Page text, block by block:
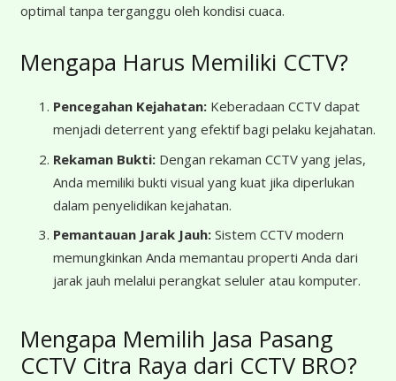
optimal tanpa terganggu oleh kondisi cuaca.
Mengapa Harus Memiliki CCTV?
Pencegahan Kejahatan: Keberadaan CCTV dapat
menjadi deterrent yang efektif bagi pelaku kejahatan.
Rekaman Bukti: Dengan rekaman CCTV yang jelas,
Anda memiliki bukti visual yang kuat jika diperlukan
dalam penyelidikan kejahatan.
Pemantauan Jarak Jauh: Sistem CCTV modern
memungkinkan Anda memantau properti Anda dari
jarak jauh melalui perangkat seluler atau komputer.
Mengapa Memilih Jasa Pasang
CCTV Citra Raya dari CCTV BRO?